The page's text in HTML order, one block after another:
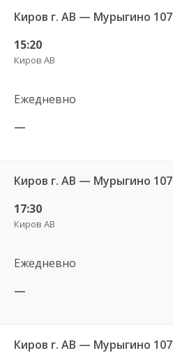
Киров г. АВ — Мурыгино 107
15:20
Киров АВ
Ежедневно
—
Киров г. АВ — Мурыгино 107
17:30
Киров АВ
Ежедневно
—
Киров г. АВ — Мурыгино 107